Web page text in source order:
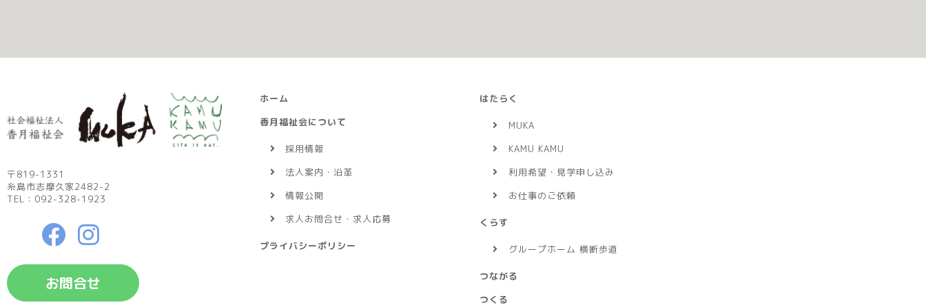
〒819-1331
糸島市志摩久家2482-2
TEL：092-328-1923
お問合せ
ホーム
香月福祉会について
採用情報
法人案内・沿革
情報公開
求人お問合せ・求人応募
プライバシーポリシー
はたらく
MUKA
KAMU KAMU
利用希望・見学申し込み
お仕事のご依頼
くらす
グループホーム 横断歩道
つながる
つくる